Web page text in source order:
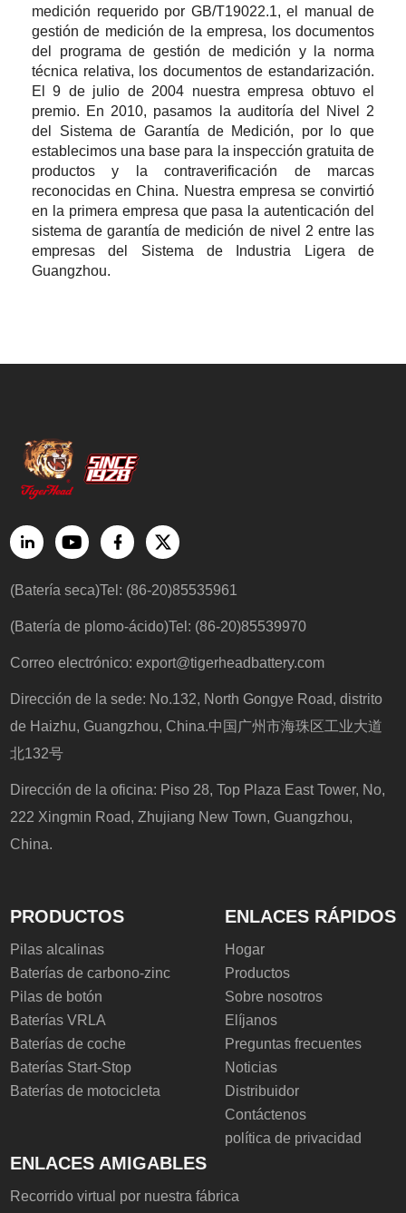
medición requerido por GB/T19022.1, el manual de
gestión de medición de la empresa, los documentos
del programa de gestión de medición y la norma
técnica relativa, los documentos de estandarización.
El 9 de julio de 2004 nuestra empresa obtuvo el
premio. En 2010, pasamos la auditoría del Nivel 2
del Sistema de Garantía de Medición, por lo que
establecimos una base para la inspección gratuita de
productos y la contraverificación de marcas
reconocidas en China. Nuestra empresa se convirtió
en la primera empresa que pasa la autenticación del
sistema de garantía de medición de nivel 2 entre las
empresas del Sistema de Industria Ligera de
Guangzhou.
(Batería seca)Tel: (86-20)85535961
(Batería de plomo-ácido)Tel: (86-20)85539970
Correo electrónico:export@tigerheadbattery.com
Dirección de la sede: No.132, North Gongye Road, distrito
de Haizhu, Guangzhou, China.中国广州市海珠区工业大道
北132号
Dirección de la oficina: Piso 28, Top Plaza East Tower, No,
222 Xingmin Road, Zhujiang New Town, Guangzhou,
China.
PRODUCTOS
Pilas alcalinas
Baterías de carbono-zinc
Pilas de botón
Baterías VRLA
Baterías de coche
Baterías Start-Stop
Baterías de motocicleta
ENLACES RÁPIDOS
Hogar
Productos
Sobre nosotros
Elíjanos
Preguntas frecuentes
Noticias
Distribuidor
Contáctenos
política de privacidad
ENLACES AMIGABLES
Recorrido virtual por nuestra fábrica